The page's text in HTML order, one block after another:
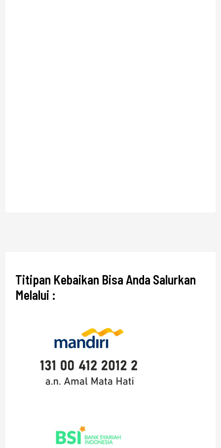
Titipan Kebaikan Bisa Anda Salurkan
Melalui :